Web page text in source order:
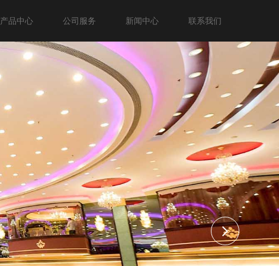
产品中心 公司服务 新闻中心 联系我们